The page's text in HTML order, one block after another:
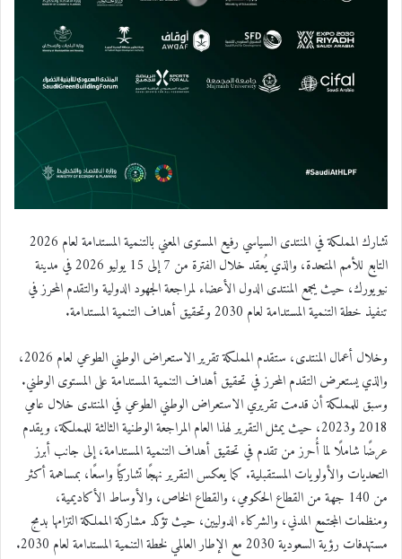
تشارك المملكة في المنتدى السياسي رفيع المستوى المعني بالتنمية المستدامة لعام 2026
التابع للأمم المتحدة، والذي يُعقد خلال الفترة من 7 إلى 15 يوليو 2026 في مدينة
نيويورك، حيث يجمع المنتدى الدول الأعضاء لمراجعة الجهود الدولية والتقدم المحرز في
تنفيذ خطة التنمية المستدامة لعام 2030 وتحقيق أهداف التنمية المستدامة.
وخلال أعمال المنتدى، ستقدم المملكة تقرير الاستعراض الوطني الطوعي لعام 2026،
والذي يستعرض التقدم المحرز في تحقيق أهداف التنمية المستدامة على المستوى الوطني.
وسبق للمملكة أن قدمت تقريري الاستعراض الوطني الطوعي في المنتدى خلال عامي
2018 و2023، حيث يمثل التقرير لهذا العام المراجعة الوطنية الثالثة للمملكة، ويقدم
عرضًا شاملًا لما أُحرز من تقدم في تحقيق أهداف التنمية المستدامة، إلى جانب أبرز
التحديات والأولويات المستقبلية. كما يعكس التقرير نهجًا تشاركيًا واسعًا، بمساهمة أكثر
من 140 جهة من القطاع الحكومي، والقطاع الخاص، والأوساط الأكاديمية،
ومنظمات المجتمع المدني، والشركاء الدوليين، حيث تؤكد مشاركة المملكة التزامها بدمج
مستهدفات رؤية السعودية 2030 مع الإطار العالمي لخطة التنمية المستدامة لعام 2030.